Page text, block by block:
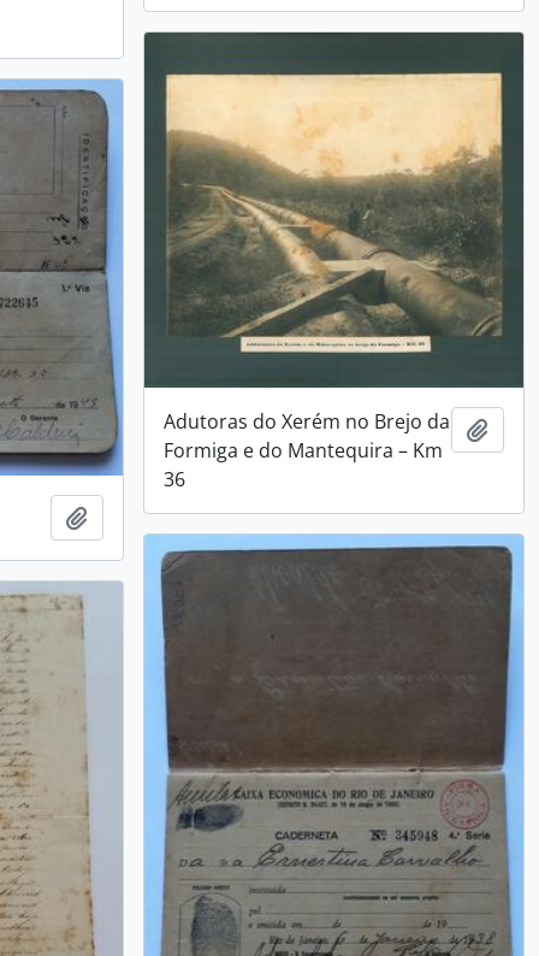
Adutoras do Xerém no Brejo da
Formiga e do Mantequira – Km
36
Adicionar a área de transferência